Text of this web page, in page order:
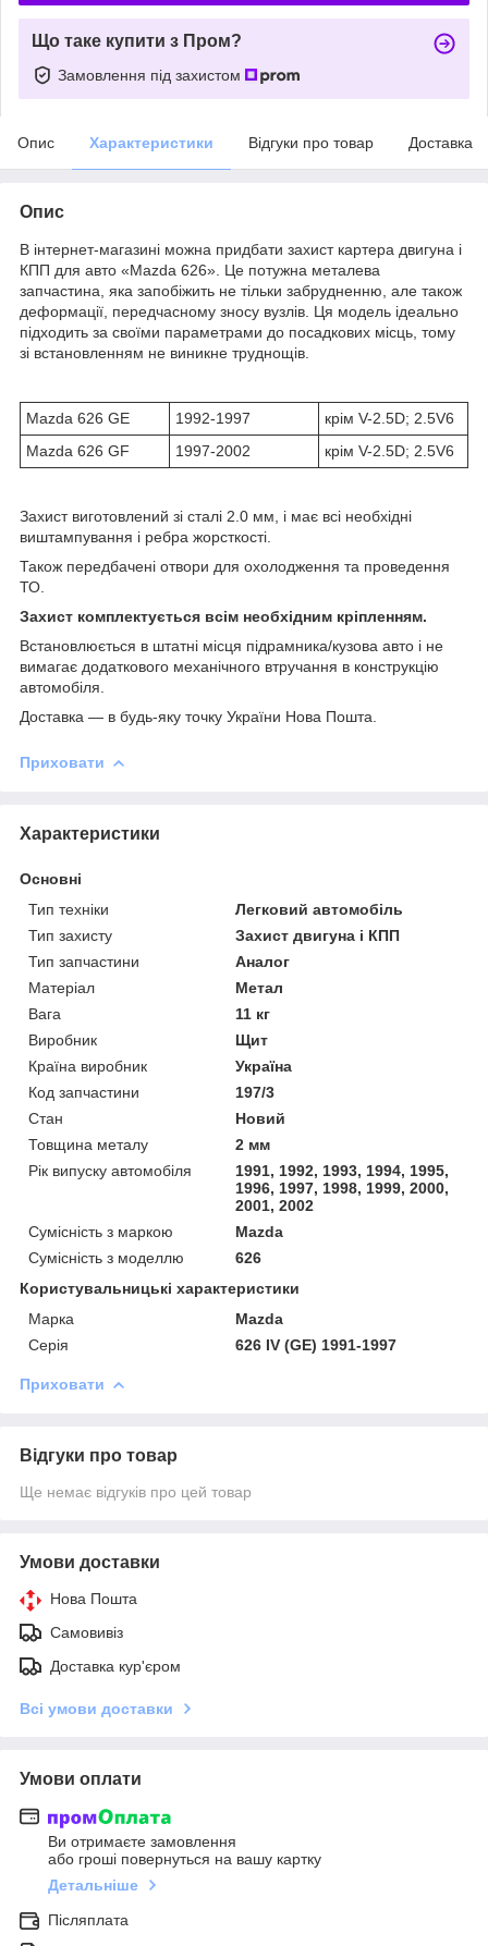
Що таке купити з Пром?
Замовлення під захистом
Опис Характеристики Відгуки про товар Доставка
Опис
В інтернет-магазині можна придбати захист картера двигуна і
КПП для авто «Mazda 626». Це потужна металева
запчастина, яка запобіжить не тільки забрудненню, але також
деформації, передчасному зносу вузлів. Ця модель ідеально
підходить за своїми параметрами до посадкових місць, тому
зі встановленням не виникне труднощів.
Mazda 626 GE 1992-1997
крім V-2.5D; 2.5V6
Mazda 626 GF
1997-2002 крім V-2.5D; 2.5V6
Захист виготовлений зі сталі 2.0 мм, і має всі необхідні
виштампування і ребра жорсткості.
Також передбачені отвори для охолодження та проведення
ТО.
Захист комплектується всім необхідним кріпленням.
Встановлюється в штатні місця підрамника/кузова авто і не
вимагає додаткового механічного втручання в конструкцію
автомобіля.
Доставка ― в будь-яку точку України Нова Пошта.
Приховати
Характеристики
Основні
Тип техніки
Легковий автомобіль
Тип захисту
Захист двигуна і КПП
Тип запчастини
Аналог
Матеріал
Метал
Вага
11 кг
Виробник
Щит
Країна виробник
Україна
Код запчастини
197/3
Стан
Новий
Товщина металу
2 мм
Рік випуску автомобіля
1991, 1992, 1993, 1994, 1995,
1996, 1997, 1998, 1999, 2000,
2001, 2002
Сумісність з маркою
Mazda
Сумісність з моделлю
626
Користувальницькі характеристики
Марка
Mazda
Серія
626 IV (GE) 1991-1997
Приховати
Відгуки про товар
Ще немає відгуків про цей товар
Умови доставки
Нова Пошта
Самовивіз
Доставка кур'єром
Всі умови доставки
Умови оплати
Ви отримаєте замовлення
або гроші повернуться на вашу картку
Детальніше
Післяплата